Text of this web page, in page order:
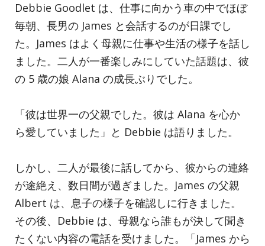
Debbie Goodlet は、仕事に向かう車の中でほぼ
毎朝、長男の James と会話するのが日課でし
た。James はよく母親に仕事や生活の様子を話し
ました。二人が一番楽しみにしていた話題は、彼
の 5 歳の娘 Alana の成長ぶりでした。
「彼は世界一の父親でした。彼は Alana を心か
ら愛していました」と Debbie は語りました。
しかし、二人が最後に話してから、彼からの連絡
が途絶え、数日間が過ぎました。James の父親
Albert は、息子の様子を確認しに行きました。
その後、Debbie は、母親なら誰もが決して聞き
たくない内容の電話を受けました。「James から